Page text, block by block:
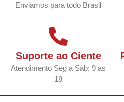
Enviamos para todo Brasil
Suporte ao Ciente
Atendimento Seg a Sab: 9 as
18